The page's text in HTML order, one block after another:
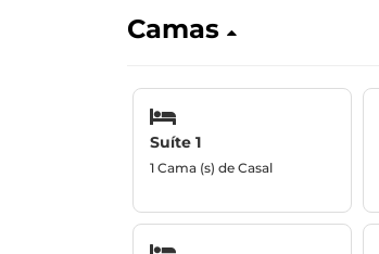
Camas
Suíte 1
1 Cama (s) de Casal